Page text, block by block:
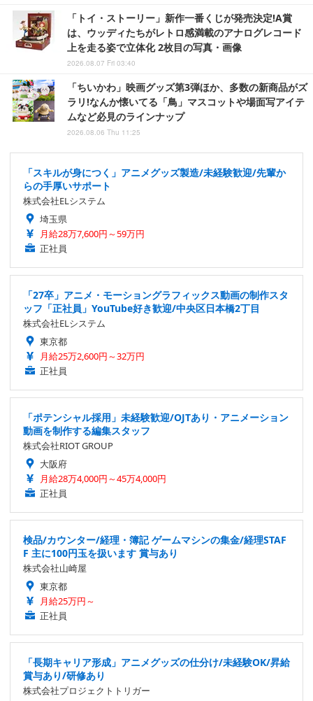
「トイ・ストーリー」新作一番くじが発売決定!A賞
は、ウッディたちがレトロ感満載のアナログレコード
上を走る姿で立体化 2枚目の写真・画像
2026.08.07 Fri 03:40
「ちいかわ」映画グッズ第3弾ほか、多数の新商品がズ
ラリ!なんか懐いてる「鳥」マスコットや場面写アイテ
ムなど必見のラインナップ
2026.08.06 Thu 11:25
「スキルが身につく」アニメグッズ製造/未経験歓迎/先輩か
らの手厚いサポート
株式会社ELシステム
埼玉県
月給28万7,600円～59万円
正社員
「27卒」アニメ・モーショングラフィックス動画の制作スタ
ッフ「正社員」YouTube好き歓迎/中央区日本橋2丁目
株式会社ELシステム
東京都
月給25万2,600円～32万円
正社員
「ポテンシャル採用」未経験歓迎/OJTあり・アニメーション
動画を制作する編集スタッフ
株式会社RIOT GROUP
大阪府
月給28万4,000円～45万4,000円
正社員
検品/カウンター/経理・簿記 ゲームマシンの集金/経理STAF
F 主に100円玉を扱います 賞与あり
株式会社山崎屋
東京都
月給25万円～
正社員
「長期キャリア形成」アニメグッズの仕分け/未経験OK/昇給
賞与あり/研修あり
株式会社プロジェクトトリガー